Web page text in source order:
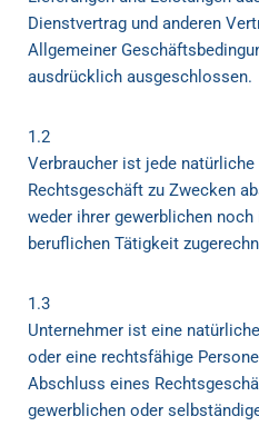
Dienstvertrag und anderen
Allgemeiner
ausdrücklich ausgeschlossen.
1.2
Verbraucher ist jede natürliche
Rechtsgeschäft zu Zwecken
weder ihrer gewerblichen
beruflichen Tätigkeit
1.3
Unternehmer ist eine
oder eine rechtsfähige
Abschluss eines
gewerblichen oder